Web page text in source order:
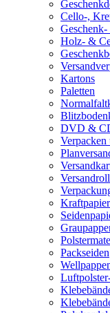
Cello-,
Holz- &
Kartons
Paletten
DVD &
Verpacken
Packseiden